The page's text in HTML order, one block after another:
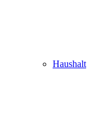
Haushalt